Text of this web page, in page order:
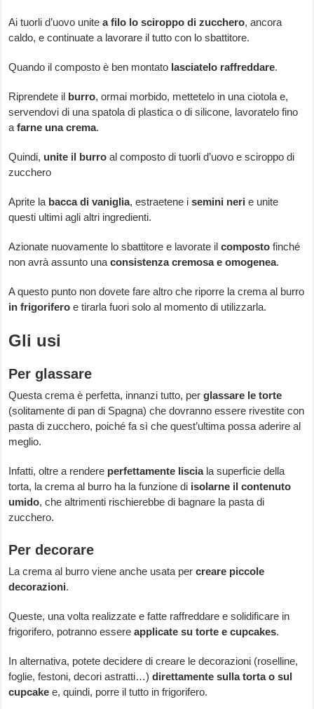
Ai tuorli d’uovo unitea filo lo sciroppo di zucchero, ancora
caldo, e continuate a lavorare il tutto con lo sbattitore.
Quando il composto è ben montato lasciatelo raffreddare.
Riprendete il burro, ormai morbido, mettetelo in una ciotola e,
servendovi di una spatola di plastica o di silicone, lavoratelo fino
a farne una crema.
Quindi, unite il burro al composto di tuorli d’uovo e sciroppo di
zucchero
Aprite la bacca di vaniglia, estraetene i semini neri e unite
questi ultimi agli altri ingredienti.
Azionate nuovamente lo sbattitore e lavorate il composto finché
non avrà assunto unaconsistenza cremosa e omogenea.
A questo punto non dovete fare altro che riporre la crema al burro
in frigorifero e tirarla fuori solo al momento di utilizzarla.
Gli usi
Per glassare
Questa crema è perfetta, innanzi tutto, perglassare le torte
(solitamente di pan di Spagna) che dovranno essere rivestite con
pasta di zucchero, poiché fa sì che quest’ultima possa aderire al
meglio.
Infatti, oltre a rendere perfettamente lisciala superficie della
torta, la crema al burro ha la funzione di isolarne il contenuto
umido, che altrimenti rischierebbe di bagnare la pasta di
zucchero.
Per decorare
La crema al burro viene anche usata percreare piccole
decorazioni.
Queste, una volta realizzate e fatte raffreddare e solidificare in
frigorifero, potranno essereapplicate su torte e cupcakes.
In alternativa, potete decidere di creare le decorazioni (roselline,
foglie, festoni, decori astratti…)direttamente sulla torta o sul
cupcake e, quindi, porre il tutto in frigorifero.